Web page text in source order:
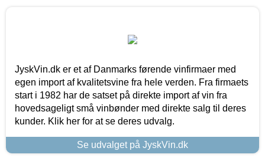
JyskVin.dk er et af Danmarks førende vinfirmaer med
egen import af kvalitetsvine fra hele verden. Fra firmaets
start i 1982 har de satset på direkte import af vin fra
hovedsageligt små vinbønder med direkte salg til deres
kunder. Klik her for at se deres udvalg.
Se udvalget på JyskVin.dk